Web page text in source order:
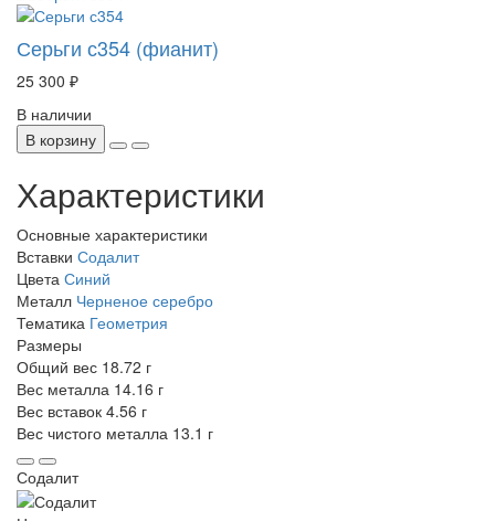
Серьги с354 (фианит)
25 300 ₽
В наличии
В корзину
Характеристики
Основные характеристики
Вставки Содалит
Цвета Синий
Металл Черненое серебро
Тематика Геометрия
Размеры
Общий вес 18.72 г
Вес металла 14.16 г
Вес вставок 4.56 г
Вес чистого металла 13.1 г
Содалит